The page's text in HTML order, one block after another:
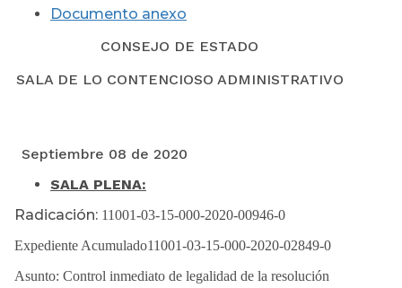
Documento anexo
CONSEJO DE ESTADO
SALA DE LO CONTENCIOSO ADMINISTRATIVO
Septiembre 08 de 2020
SALA PLENA:
Radicación: 11001-03-15-000-2020-00946-0
Expediente Acumulado11001-03-15-000-2020-02849-0
Asunto: Control inmediato de legalidad de la resolución